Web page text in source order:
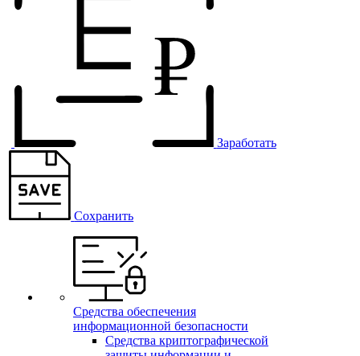
Заработать
Сохранить
Средства обеспечения
информационной безопасности
Средства криптографической